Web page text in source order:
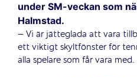
under SM-veckan som
Halmstad.
– Vi är jätteglada att vara
ett viktigt skyltfönster för
alla spelare som får vara med.